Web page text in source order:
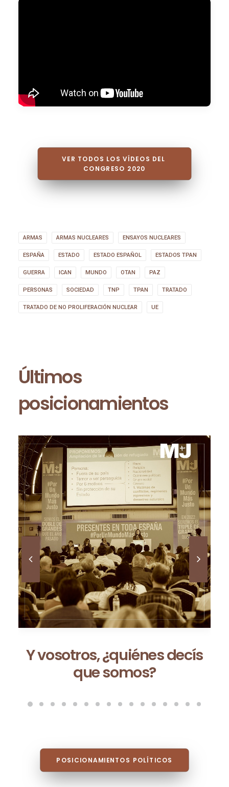
VER TODOS LOS VÍDEOS DEL
CONGRESO 2020
ARMAS ARMAS NUCLEARES ENSAYOS NUCLEARES
ESPAÑA ESTADO ESTADO ESPAÑOL ESTADOS TPAN
GUERRA ICAN MUNDO OTAN PAZ
PERSONAS SOCIEDAD TNP TPAN TRATADO
TRATADO DE NO PROLIFERACIÓN NUCLEAR UE
Últimos
posicionamientos
Ceuta no es una excepción:
es la consecuencia de un